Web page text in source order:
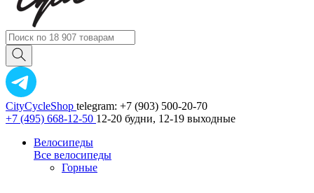
CityCycleShop telegram: +7 (903) 500-20-70
+7 (495) 668-12-50 12-20 будни, 12-19 выходные
Велосипеды
Все велосипеды
Горные